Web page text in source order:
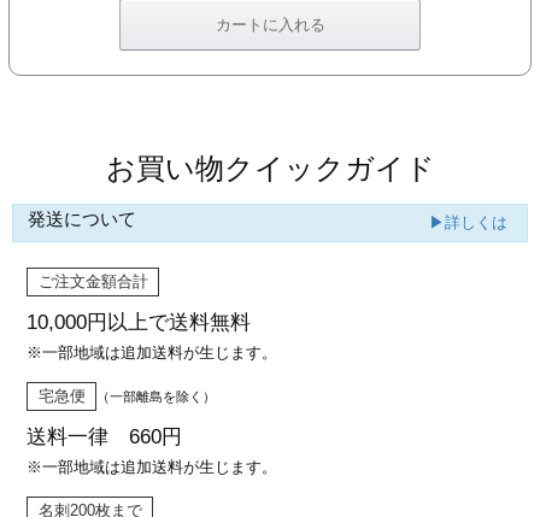
お買い物クイックガイド
発送について ▶詳しくは
ご注文金額合計
10,000円以上で送料無料
※一部地域は追加送料が生じます。
宅急便 （一部離島を除く）
送料一律 660円
※一部地域は追加送料が生じます。
名刺200枚まで